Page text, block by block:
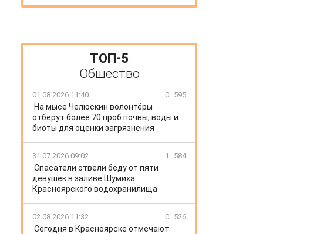
ТОП-5
Общество
01.08.2026 11:40 0 595
На мысе Челюскин волонтёры
отберут более 70 проб почвы, воды и
биоты для оценки загрязнения
31.07.2026 09:02 1 584
Спасатели отвели беду от пяти
девушек в заливе Шумиха
Красноярского водохранилища
02.08.2026 11:32 0 526
Сегодня в Красноярске отмечают